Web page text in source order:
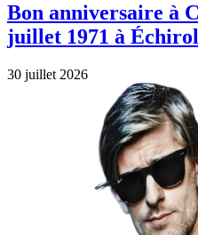
Bon anniversaire à
juillet 1971 à
30 juillet 2026